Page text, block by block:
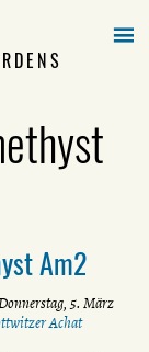
Am2
5. März
Achat
